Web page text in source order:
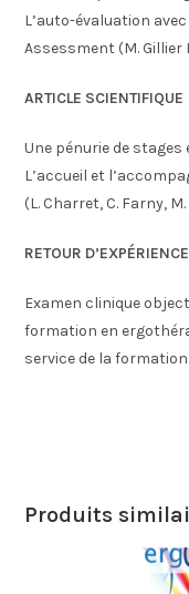
L’auto-évaluation
Assessment (M. Gillier
ARTICLE SCIENTIFIQUE
Une pénurie de
L’accueil et
(L. Charret, C. Farny,
RETOUR D’EXPÉRIENCE
Examen clinique
formation en
service de la
Produits